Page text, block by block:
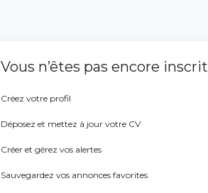
Vous n’êtes pas encore inscrit
Créez votre profil
Déposez et mettez à jour votre CV
Créer et gérez vos alertes
Sauvegardez vos annonces favorites